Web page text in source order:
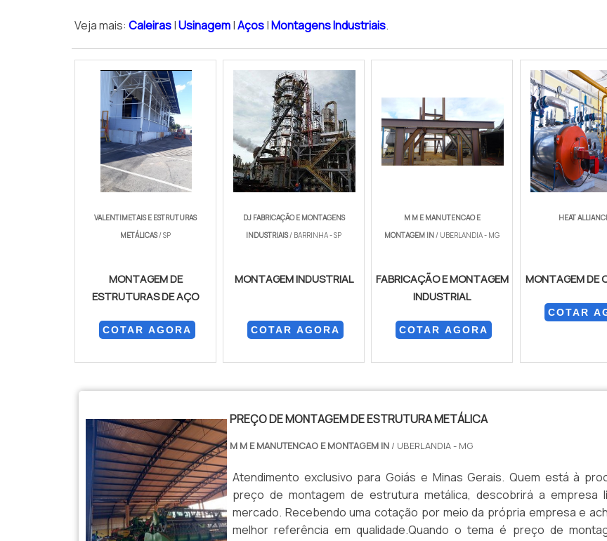
Veja mais: Caleiras|Usinagem|Aços|Montagens Industriais.
VALENTIMETAIS E ESTRUTURAS
METÁLICAS/ SP
MONTAGEM DE
ESTRUTURAS DE AÇO
COTAR AGORA
DJ FABRICAÇÃO E MONTAGENS
INDUSTRIAIS/ BARRINHA - SP
MONTAGEM INDUSTRIAL
COTAR AGORA
M M E MANUTENCAO E
MONTAGEM IN/ UBERLANDIA - MG
FABRICAÇÃO E MONTAGEM
INDUSTRIAL
COTAR AGORA
HEAT
MONTAGEM DE
COTAR
PREÇO DE MONTAGEM DE ESTRUTURA METÁLICA
M M E MANUTENCAO E MONTAGEM IN / UBERLANDIA - MG
Atendimento exclusivo para Goiás e Minas Gerais. Quem está à
preço de montagem de estrutura metálica, descobrirá a empresa
mercado. Recebendo uma cotação por meio da própria empresa e
melhor referência em qualidade.Quando o tema é preço de